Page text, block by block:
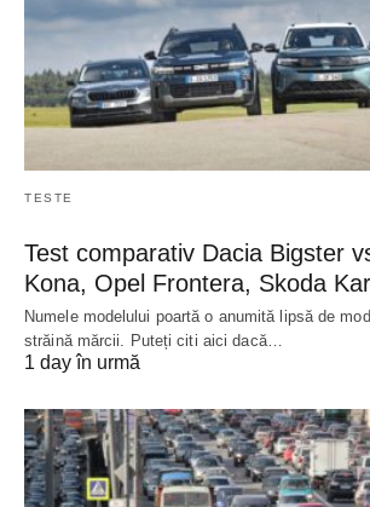
TESTE
Test comparativ Dacia Bigster
Kona, Opel Frontera, Skoda
Numele modelului poartă o anumită lipsă de
străină mărcii. Puteți citi aici dacă…
1 day în urmă